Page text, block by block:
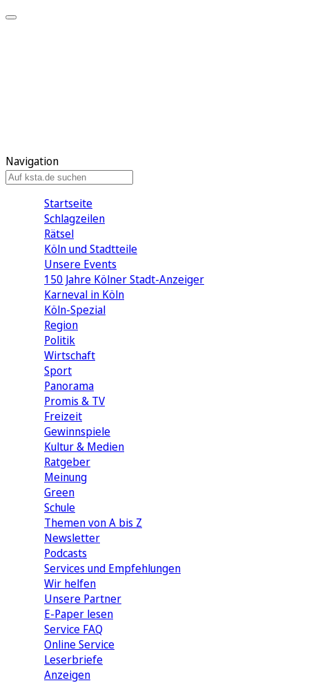
Navigation
Startseite
Schlagzeilen
Rätsel
Köln und Stadtteile
Unsere Events
150 Jahre Kölner Stadt-Anzeiger
Karneval in Köln
Köln-Spezial
Region
Politik
Wirtschaft
Sport
Panorama
Promis & TV
Freizeit
Gewinnspiele
Kultur & Medien
Ratgeber
Meinung
Green
Schule
Themen von A bis Z
Newsletter
Podcasts
Services und Empfehlungen
Wir helfen
Unsere Partner
E-Paper lesen
Service FAQ
Online Service
Leserbriefe
Anzeigen